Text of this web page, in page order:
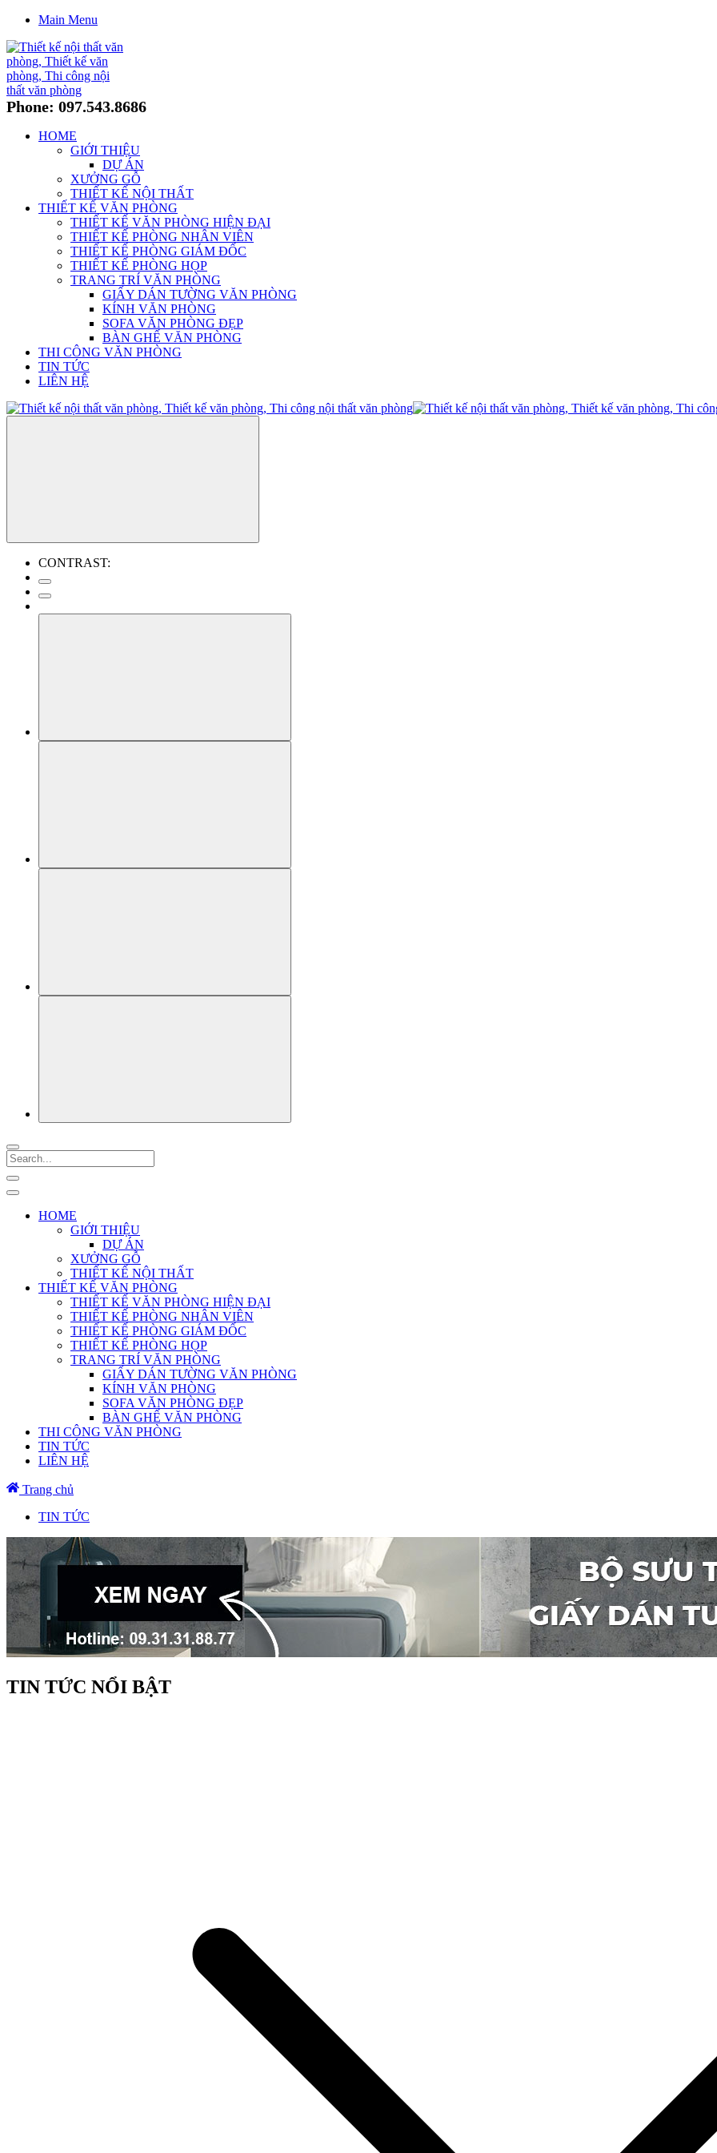
Main Menu
Phone: 097.543.8686
HOME
GIỚI THIỆU
DỰ ÁN
XƯỞNG GỖ
THIẾT KẾ NỘI THẤT
THIẾT KẾ VĂN PHÒNG
THIẾT KẾ VĂN PHÒNG HIỆN ĐẠI
THIẾT KẾ PHÒNG NHÂN VIÊN
THIẾT KẾ PHÒNG GIÁM ĐỐC
THIẾT KẾ PHÒNG HỌP
TRANG TRÍ VĂN PHÒNG
GIẤY DÁN TƯỜNG VĂN PHÒNG
KÍNH VĂN PHÒNG
SOFA VĂN PHÒNG ĐẸP
BÀN GHẾ VĂN PHÒNG
THI CÔNG VĂN PHÒNG
TIN TỨC
LIÊN HỆ
CONTRAST:
HOME
GIỚI THIỆU
DỰ ÁN
XƯỞNG GỖ
THIẾT KẾ NỘI THẤT
THIẾT KẾ VĂN PHÒNG
THIẾT KẾ VĂN PHÒNG HIỆN ĐẠI
THIẾT KẾ PHÒNG NHÂN VIÊN
THIẾT KẾ PHÒNG GIÁM ĐỐC
THIẾT KẾ PHÒNG HỌP
TRANG TRÍ VĂN PHÒNG
GIẤY DÁN TƯỜNG VĂN PHÒNG
KÍNH VĂN PHÒNG
SOFA VĂN PHÒNG ĐẸP
BÀN GHẾ VĂN PHÒNG
THI CÔNG VĂN PHÒNG
TIN TỨC
LIÊN HỆ
Trang chủ
TIN TỨC
TIN TỨC NỔI BẬT